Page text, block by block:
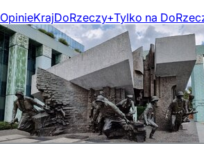
OpinieKrajDoRzeczy+Tylko na